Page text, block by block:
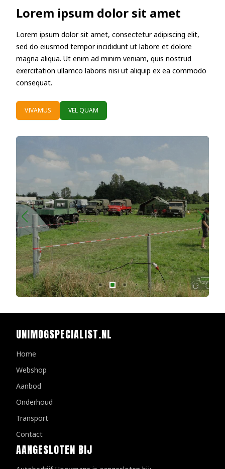
Lorem ipsum dolor sit amet
Lorem ipsum dolor sit amet, consectetur adipiscing elit,
sed do eiusmod tempor incididunt ut labore et dolore
magna aliqua. Ut enim ad minim veniam, quis nostrud
exercitation ullamco laboris nisi ut aliquip ex ea commodo
consequat.
VIVAMUS VEL QUAM
UNIMOGSPECIALIST.NL
Home
Webshop
Aanbod
Onderhoud
Transport
Contact
AANGESLOTEN BIJ